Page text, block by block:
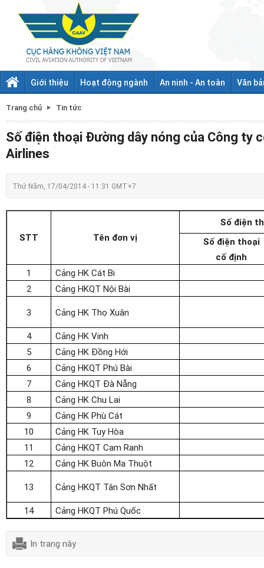
Giới thiệu Hoạt động ngành An ninh - An toàn Văn
Trang chủ Tin tức
Số điện thoại Đường dây nóng của Công ty
Airlines
Thứ Năm, 17/04/2014 - 11:31 GMT+7
STT Tên đơn vị
Số điện
Số điện thoại
cố định
1
Cảng HK Cát Bi
2
Cảng HKQT Nội Bài
3
Cảng HK Thọ Xuân
4
Cảng HK Vinh
5
Cảng HK Đồng Hới
6
Cảng HKQT Phú Bài
7
Cảng HKQT Đà Nẵng
8
Cảng HK Chu Lai
9
Cảng HK Phù Cát
10
Cảng HK Tuy Hòa
11
Cảng HKQT Cam Ranh
12
Cảng HK Buôn Ma Thuột
13
Cảng HKQT Tân Sơn Nhất
14
Cảng HKQT Phú Quốc
In trang này